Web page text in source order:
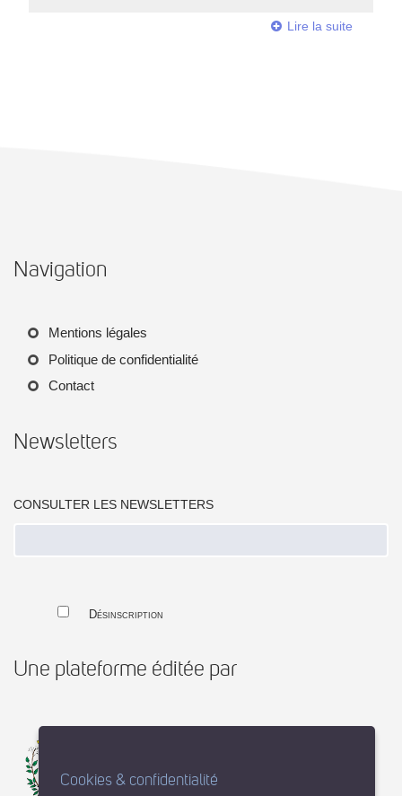
Lire la suite
Navigation
Mentions légales
Politique de confidentialité
Contact
Newsletters
CONSULTER LES NEWSLETTERS
Désinscription
Une plateforme éditée par
Cookies & confidentialité